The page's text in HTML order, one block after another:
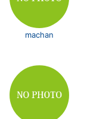
machan